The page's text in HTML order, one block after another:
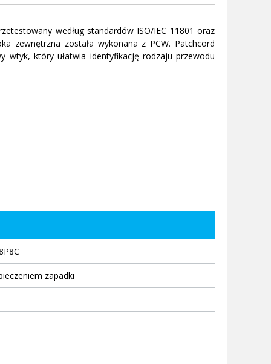
według standardów ISO/IEC 11801 oraz
zewnętrzna została wykonana z PCW. Patchcord
który ułatwia identyfikację rodzaju przewodu
zapadki